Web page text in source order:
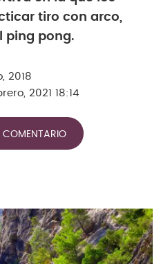
tiro con arco,
ping pong.
2018
2021 18:14
COMENTARIO